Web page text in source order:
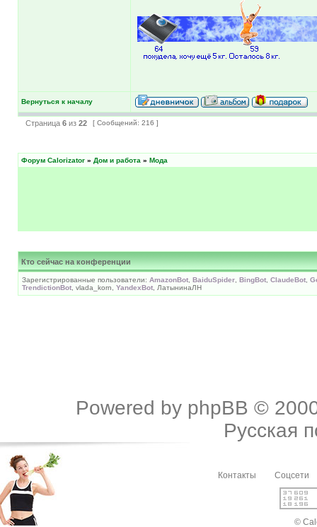
Вернуться к началу
Страница 6 из 22 [ Сообщений: 216 ]
Форум Calorizator » Дом и работа » Мода
Кто сейчас на конференции
Зарегистрированные пользователи: AmazonBot BaiduSpider BingBot ClaudeBot
TrendictionBot , vlada_korn, YandexBot , ЛатынинаЛН
Powered by phpBB ©
Русская
Контакты Соцсети
©